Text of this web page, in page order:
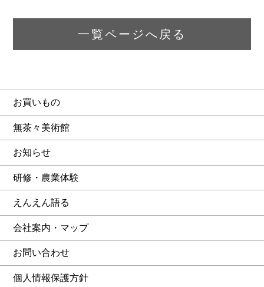
一覧ページへ戻る
お買いもの
無茶々美術館
お知らせ
研修・農業体験
えんえん語る
会社案内・マップ
お問い合わせ
個人情報保護方針